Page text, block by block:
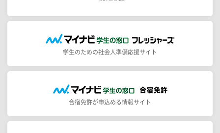
学生のための社会人準備応援サイト
合宿免許が申込める情報サイト